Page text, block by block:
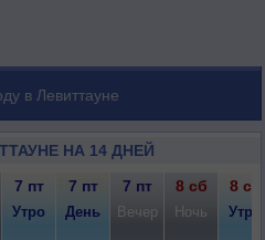
в Левиттауне
НА 14 ДНЕЙ
7 пт 7 пт 7 пт 8 сб 8 сб
Утро День Вечер Ночь Утро